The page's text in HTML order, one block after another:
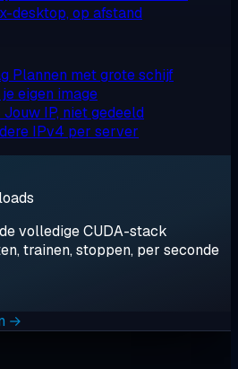
desktop, op afstand
Plannen met grote schijf
eigen image
Jouw IP, niet gedeeld
IPv4 per server
volledige CUDA-stack
trainen, stoppen, per seconde
→